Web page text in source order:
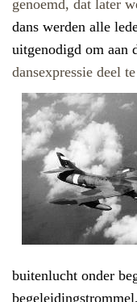
genoemd, dat later
dans werden alle
uitgenodigd om aan
dansexpressie deel
buitenlucht onder